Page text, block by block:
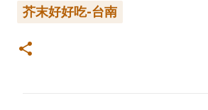
芥末好好吃-台南